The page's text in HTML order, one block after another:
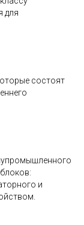
для
состоят
и